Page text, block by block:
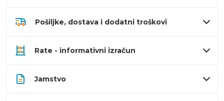
Pošiljke, dostava i dodatni troškovi
Rate - informativni izračun
Jamstvo